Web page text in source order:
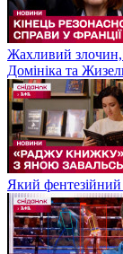
Жахливий
Домініка та
Який фентезійний